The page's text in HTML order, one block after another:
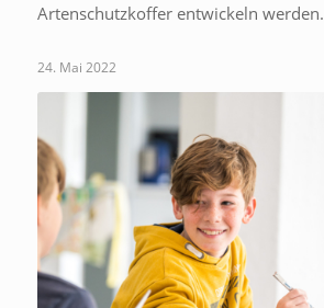
Artenschutzkoffer entwickeln werden.
24. Mai 2022